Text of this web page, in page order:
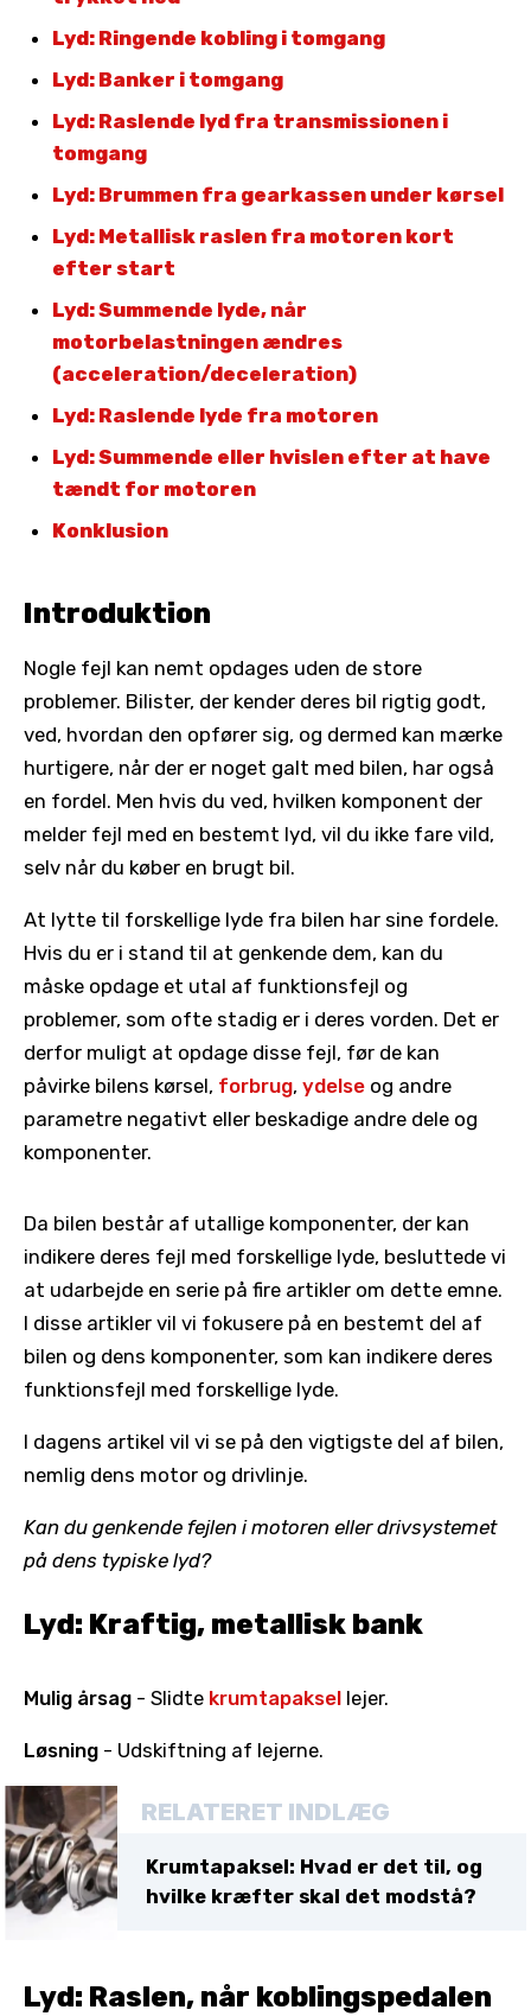
Lyd: Ringende kobling i tomgang
Lyd: Banker i tomgang
Lyd: Raslende lyd fra transmissionen i
tomgang
Lyd: Brummen fra gearkassen under kørsel
Lyd: Metallisk raslen fra motoren kort
efter start
Lyd: Summende lyde, når
motorbelastningen ændres
(acceleration/deceleration)
Lyd: Raslende lyde fra motoren
Lyd: Summende eller hvislen efter at have
tændt for motoren
Konklusion
Introduktion
Nogle fejl kan nemt opdages uden de store
problemer. Bilister, der kender deres bil rigtig godt,
ved, hvordan den opfører sig, og dermed kan mærke
hurtigere, når der er noget galt med bilen, har også
en fordel. Men hvis du ved, hvilken komponent der
melder fejl med en bestemt lyd, vil du ikke fare vild,
selv når du køber en brugt bil.
At lytte til forskellige lyde fra bilen har sine fordele.
Hvis du er i stand til at genkende dem, kan du
måske opdage et utal af funktionsfejl og
problemer, som ofte stadig er i deres vorden. Det er
derfor muligt at opdage disse fejl, før de kan
påvirke bilens kørsel, forbrug, ydelse og andre
parametre negativt eller beskadige andre dele og
komponenter.
Da bilen består af utallige komponenter, der kan
indikere deres fejl med forskellige lyde, besluttede vi
at udarbejde en serie på fire artikler om dette emne.
I disse artikler vil vi fokusere på en bestemt del af
bilen og dens komponenter, som kan indikere deres
funktionsfejl med forskellige lyde.
I dagens artikel vil vi se på den vigtigste del af bilen,
nemlig dens motor og drivlinje.
Kan du genkende fejlen i motoren eller drivsystemet
på dens typiske lyd?
Lyd: Kraftig, metallisk bank
Mulig årsag - Slidte krumtapaksel lejer.
Løsning - Udskiftning af lejerne.
RELATERET INDLÆG
Krumtapaksel: Hvad er det til, og
hvilke kræfter skal det modstå?
Lyd: Raslen, når koblingspedalen